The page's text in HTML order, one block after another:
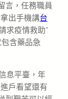
言，任務職員
出手機講台
求疫情救助”
含藥品急
息平臺，年
戶看望還有